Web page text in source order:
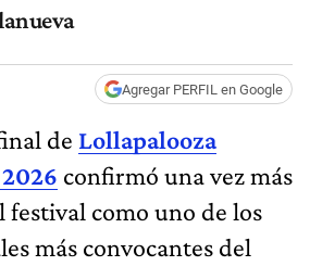
Agregar PERFIL en Google
de Lollapalooza
confirmó una vez más
como uno de los
más convocantes del